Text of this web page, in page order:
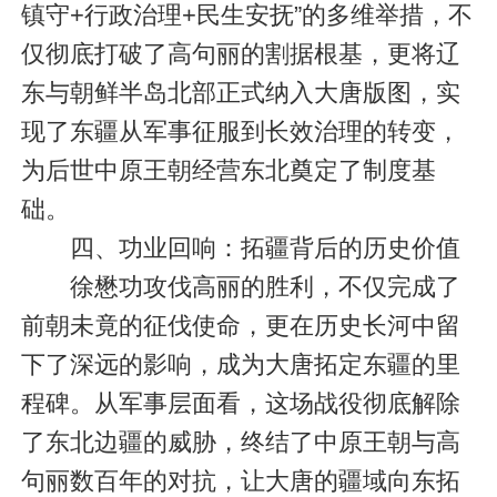
镇守+行政治理+民生安抚”的多维举措，不
仅彻底打破了高句丽的割据根基，更将辽
东与朝鲜半岛北部正式纳入大唐版图，实
现了东疆从军事征服到长效治理的转变，
为后世中原王朝经营东北奠定了制度基
础。
四、功业回响：拓疆背后的历史价值
徐懋功攻伐高丽的胜利，不仅完成了
前朝未竟的征伐使命，更在历史长河中留
下了深远的影响，成为大唐拓定东疆的里
程碑。从军事层面看，这场战役彻底解除
了东北边疆的威胁，终结了中原王朝与高
句丽数百年的对抗，让大唐的疆域向东拓